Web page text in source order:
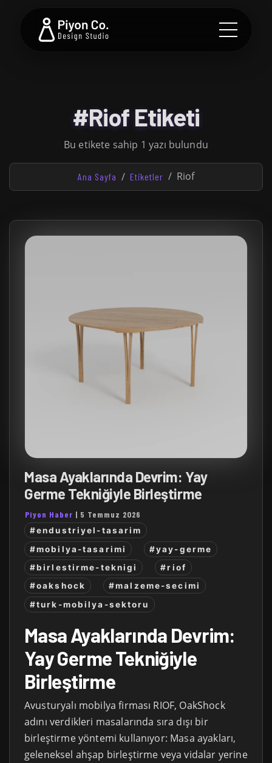
#Riof Etiketi
Bu etikete sahip 1 yazı bulundu
Ana Sayfa Etiketler Riof
Masa Ayaklarında Devrim: Yay
Germe Tekniğiyle Birleştirme
Piyon Haber | 5 Temmuz 2026
#endustriyel-tasarim
#mobilya-tasarimi
#yay-germe
#birlestirme-teknigi
#riof
#oakshock
#malzeme-secimi
#turk-mobilya-sektoru
Masa Ayaklarında Devrim:
Yay Germe Tekniğiyle
Birleştirme
Avusturyalı mobilya firması RIOF, OakShock
adını verdikleri masalarında sıra dışı bir
birleştirme yöntemi kullanıyor: Masa ayakları,
geleneksel ahşap birleştirme veya vidalar yerine